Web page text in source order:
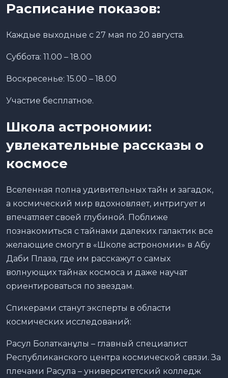
Расписание показов:
Каждые выходные с 27 мая по 20 августа.
Суббота: 11.00 – 18.00
Воскресенье: 15.00 – 18.00
Участие бесплатное.
Школа астрономии:
увлекательные рассказы о
космосе
Вселенная полна удивительных тайн и загадок,
а космический мир вдохновляет, интригует и
впечатляет своей глубиной. Поближе
познакомиться с тайнами далеких галактик все
желающие смогут в «Школе астрономии» в Абу
Даби Плаза, где им расскажут о самых
волнующих тайнах космоса и даже научат
ориентироваться по звездам.
Спикерами станут эксперты в области
космических исследований:
Расул Болатканұлы – главный специалист
Республиканского центра космической связи. За
плечами Расула – университетский колледж